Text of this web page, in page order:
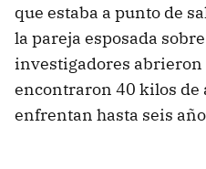
que estaba a punto de
la pareja esposada
investigadores abrieron
encontraron 40 kilos de
enfrentan hasta seis